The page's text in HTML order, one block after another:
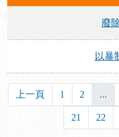
廢
以暴
上一頁 1 2 ...
21 22